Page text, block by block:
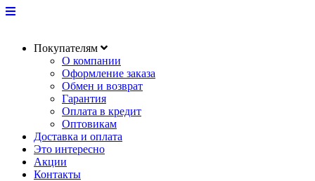
Покупателям
О компании
Оформление заказа
Обмен и возврат
Гарантия
Оплата в кредит
Оптовикам
Доставка и оплата
Это интересно
Акции
Контакты